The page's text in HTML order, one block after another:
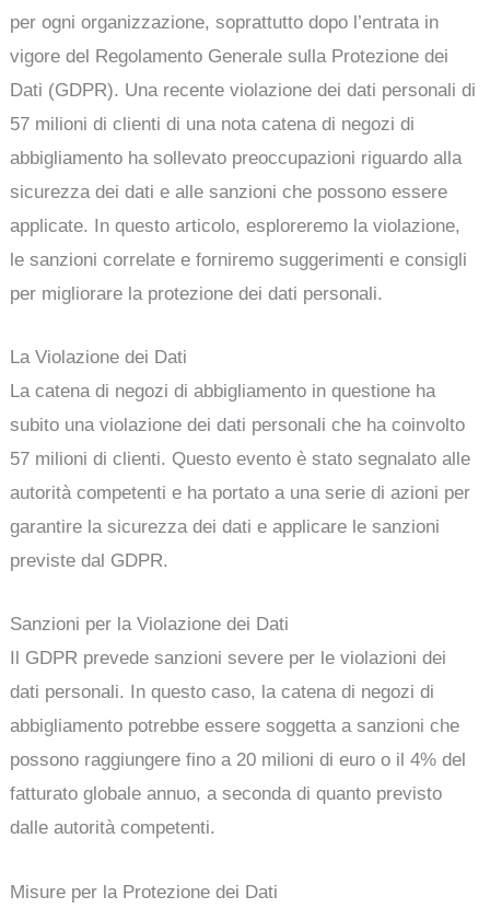
per ogni organizzazione, soprattutto dopo l’entrata in
vigore del Regolamento Generale sulla Protezione dei
Dati (GDPR). Una recente violazione dei dati personali di
57 milioni di clienti di una nota catena di negozi di
abbigliamento ha sollevato preoccupazioni riguardo alla
sicurezza dei dati e alle sanzioni che possono essere
applicate. In questo articolo, esploreremo la violazione,
le sanzioni correlate e forniremo suggerimenti e consigli
per migliorare la protezione dei dati personali.
La Violazione dei Dati
La catena di negozi di abbigliamento in questione ha
subito una violazione dei dati personali che ha coinvolto
57 milioni di clienti. Questo evento è stato segnalato alle
autorità competenti e ha portato a una serie di azioni per
garantire la sicurezza dei dati e applicare le sanzioni
previste dal GDPR.
Sanzioni per la Violazione dei Dati
Il GDPR prevede sanzioni severe per le violazioni dei
dati personali. In questo caso, la catena di negozi di
abbigliamento potrebbe essere soggetta a sanzioni che
possono raggiungere fino a 20 milioni di euro o il 4% del
fatturato globale annuo, a seconda di quanto previsto
dalle autorità competenti.
Misure per la Protezione dei Dati